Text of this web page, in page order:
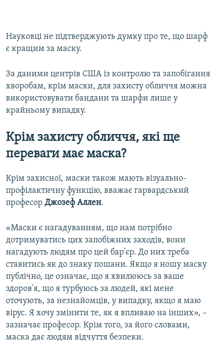
Науковці не підтверджують думку про те, що шарф
є кращим за маску.
За даними центрів США із контролю та запобігання
хворобам, крім маски, для захисту обличчя можна
використовувати бандани та шарфи лише у
крайньому випадку.
Крім захисту обличчя, які ще
переваги має маска?
Крім захисної, маски також мають візуально-
профілактичну функцію, вважає гарвардський
професор Джозеф Аллен.
«Маски є нагадуванням, що нам потрібно
дотримуватись цих запобіжних заходів, вони
нагадують людям про цей бар'єр. До них треба
ставитись як до знаку пошани. Якщо я ношу маску
публічно, це означає, що я хвилююсь за ваше
здоров'я, що я турбуюсь за людей, які мене
оточують, за незнайомців, у випадку, якщо я маю
вірус. Я хочу змінити те, як я впливаю на інших», –
зазначає професор. Крім того, за його словами,
маска дає людям відчуття безпеки.